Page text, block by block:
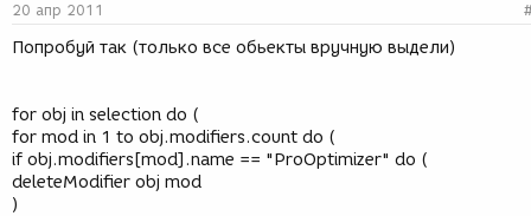
20 апр 2011
Попробуй так (только все обьекты вручную выдели)
for obj in selection do (
for mod in 1 to obj.modifiers.count do (
if obj.modifiers[mod].name == "ProOptimizer" do (
deleteModifier obj mod
)